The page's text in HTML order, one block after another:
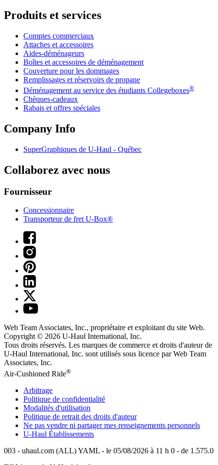
Produits et services
Comptes commerciaux
Attaches et accessoires
Aides-déménageurs
Boîtes et accessoires de déménagement
Couverture pour les dommages
Remplissages et réservoirs de propane
Déménagement au service des étudiants Collegeboxes®
Chèques-cadeaux
Rabais et offres spéciales
Company Info
SuperGraphiques de U-Haul - Québec
Collaborez avec nous
Fournisseur
Concessionnaire
Transporteur de fret U-Box®
Web Team Associates, Inc., propriétaire et exploitant du site Web.
Copyright © 2026 U-Haul International, Inc.
Tous droits réservés. Les marques de commerce et droits d'auteur de
U-Haul International, Inc. sont utilisés sous licence par Web Team
Associates, Inc.
Air-Cushioned Ride®
Arbitrage
Politique de confidentialité
Modalités d'utilisation
Politique de retrait des droits d'auteur
Ne pas vendre ni partager mes renseignements personnels
U-Haul Établissements
003 - uhaul.com (ALL) YAML - le 05/08/2026 à 11 h 0 - de 1.575.0